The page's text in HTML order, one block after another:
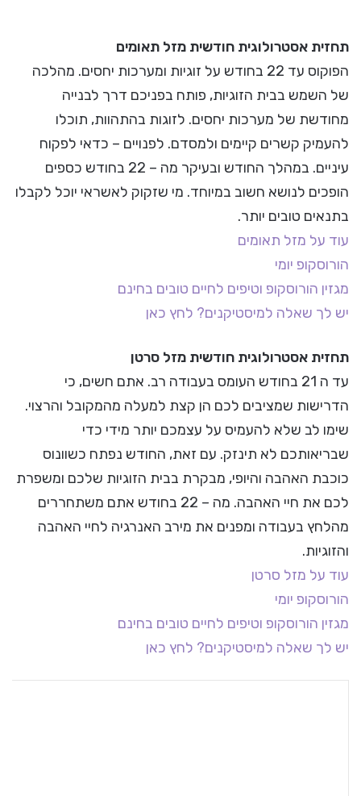
תחזית אסטרולוגית חודשית מזל תאומים
הפוקוס עד 22 בחודש על זוגיות ומערכות יחסים. מהלכה
של השמש בבית הזוגיות, פותח בפניכם דרך לבנייה
מחודשת של מערכות יחסים. לזוגות בהתהוות, תוכלו
להעמיק קשרים קיימים ולמסדם. לפנויים – כדאי לפקוח
עיניים. במהלך החודש ובעיקר מה – 22 בחודש כספים
הופכים לנושא חשוב במיוחד. מי שזקוק לאשראי יוכל לקבלו
בתנאים טובים יותר.
עוד על מזל תאומים
הורוסקופ יומי
מגזין הורוסקופ וטיפים לחיים טובים בחינם
יש לך שאלה למיסטיקנים? לחץ כאן
תחזית אסטרולוגית חודשית מזל סרטן
עד ה 21 בחודש העומס בעבודה רב. אתם חשים, כי
הדרישות שמציבים לכם הן קצת למעלה מהמקובל והרצוי.
שימו לב שלא להעמיס על עצמכם יותר מידי כדי
שבריאותכם לא תינזק. עם זאת, החודש נפתח כשוונוס
כוכבת האהבה והיופי, מבקרת בבית הזוגיות שלכם ומשפרת
לכם את חיי האהבה. מה – 22 בחודש אתם משתחררים
מהלחץ בעבודה ומפנים את מירב האנרגיה לחיי האהבה
והזוגיות.
עוד על מזל סרטן
הורוסקופ יומי
מגזין הורוסקופ וטיפים לחיים טובים בחינם
יש לך שאלה למיסטיקנים? לחץ כאן